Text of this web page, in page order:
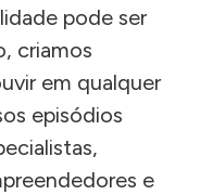
pode ser
criamos
em qualquer
episódios
e